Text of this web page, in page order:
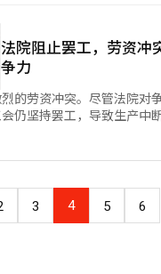
企业价值受损，最终工作
仅关注短期股价的情绪化
时，所有人都是失败者。
越界。现在需要的是谈判
被记录为街头冲突。三星
期工会大会参与人数超过4
散。现代汽车工会在今年
同时，要求发放相当于去
海力士将营业利润的10%
比例，要求明显更高。 业内指出
、不断抬高标准的“绩效
空间，对整体经济产生负面
法”实施，相关矛盾存在
企业形成明显传导效应。 此外，
能进一步加剧韩国长期存
总协会调查，以大企业工
。然而，禁令申请的消息
会还指出，企业称此次会
这是对事实的歪曲。工会
翻，损害了社会信任。此
业的结构性问题。工会要
费制，而企业则以物流中
防止罢工导致的物流中断
中心的冲突正在向整个流
网络和24小时运营，若物
能（AI）系统翻译与编辑。
法院阻止罢工，劳资冲
争力
的劳资冲突。尽管法院对
仍坚持罢工，导致生产中
主社会中不可避免，但无
总罢工计划。工会要求改
例，超额利润分配不属于
3 4 5 6